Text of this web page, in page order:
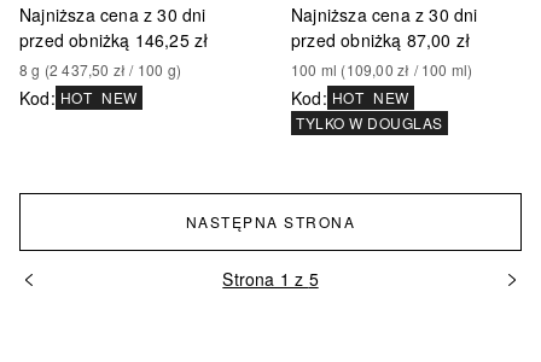
Najniższa cena z 30 dni
przed obniżką 146,25 zł
8 g (2 437,50 zł / 100 g)
Kod: HOT NEW
Najniższa cena z 30 dni
przed obniżką 87,00 zł
100 ml (109,00 zł / 100 ml)
Kod: HOT NEW
TYLKO W DOUGLAS
NASTĘPNA STRONA
Strona 1 z 5